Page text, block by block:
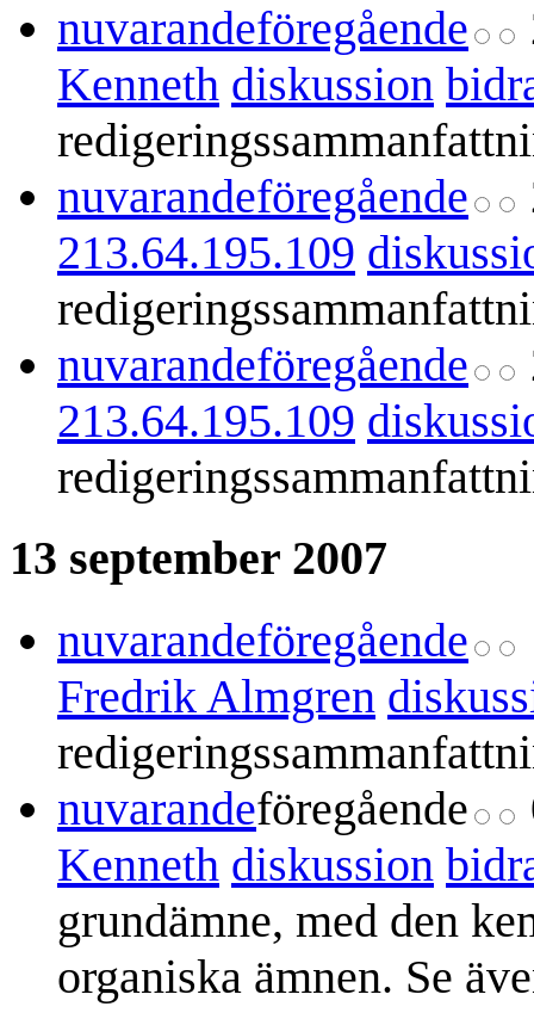
nuvarandeföregående
Kenneth diskussion
nuvarandeföregående
213.64.195.109
nuvarandeföregående
213.64.195.109
13 september 2007
nuvarandeföregående
Fredrik Almgren
nuvarandeföregående
Kenneth diskussion
grundämne, med den
organiska ämnen. Se